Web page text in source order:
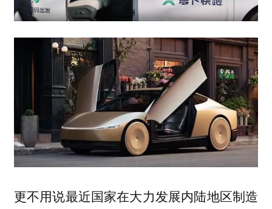
更不用说最近国家在大力发展内陆地区制造